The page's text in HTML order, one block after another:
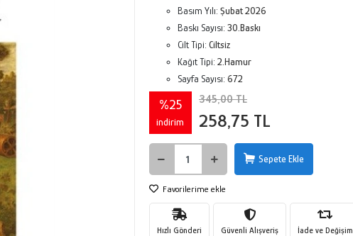
Basım Yılı: Şubat 2026
Baskı Sayısı: 30.Baskı
Cilt Tipi: Ciltsiz
Kağıt Tipi: 2.Hamur
Sayfa Sayısı: 672
%25
indirim
345,00 TL
258,75 TL
Sepete Ekle
Favorilerime ekle
Hızlı Gönderi Güvenli Alışveriş İade ve Değişim